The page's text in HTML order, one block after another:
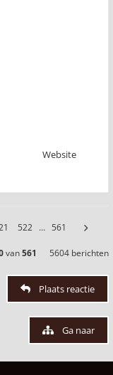
Website
522 … 561
van561 5604 berichten
Plaats reactie
Ga naar